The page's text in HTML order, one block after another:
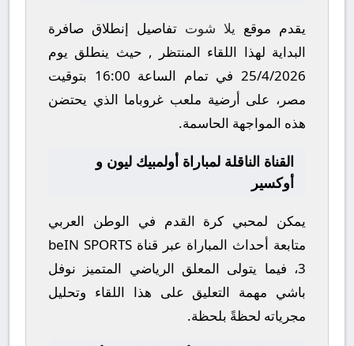
يقدم موقع يلا شوت تفاصيل إنطلاق صافرة
البداية لهذا اللقاء المنتظر , حيث ينطلق يوم
25/4/2026في تمام الساعة 16:00 بتوقيت
مصر، على أرضية ملعب غروباما الذي يحتضن
هذه المواجهة الحاسمة.
القناة الناقلة لمباراة أولمبيك ليون و
أوكسير
يمكن لمحبي كرة القدم في الوطن العربي
متابعة أحداث المباراة عبر قناة beIN SPORTS
3، فيما يتولى المعلق الرياضي المتميز نوفل
باشي مهمة التعليق على هذا اللقاء وتحليل
مجرياته لحظةً بلحظة.